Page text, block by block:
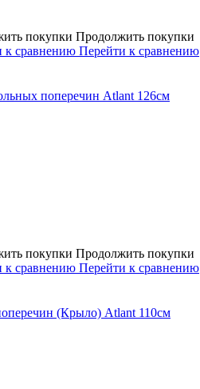
покупки Продолжить покупки
к сравнению Перейти к сравнению
поперечин Atlant 126см
покупки Продолжить покупки
к сравнению Перейти к сравнению
(Крыло) Atlant 110см